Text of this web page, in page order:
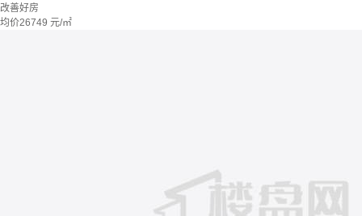
改善好房
均价26749 元/㎡